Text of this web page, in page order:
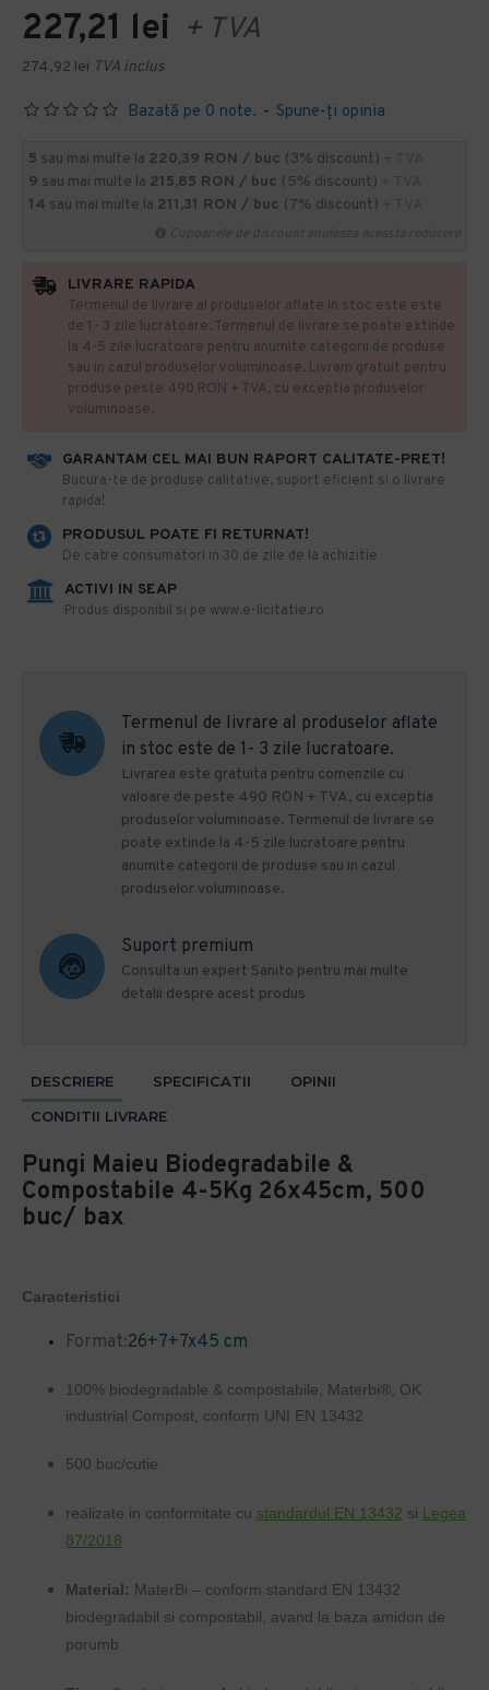
Bazată pe 0 note. - Spune-ţi opinia
227,21 lei + TVA
274,92 lei TVA inclus
5 sau mai multe la 220,39 RON / buc (3% discount)
9 sau mai multe la 215,85 RON / buc (5% discount)
14 sau mai multe la 211,31 RON / buc (7% discount)
GARANTAM CEL MAI BUN RAPORT CALITATE-PRET!
​Bucura-te de produse calitative, suport eficient si o livrare
rapida!
PRODUSUL POATE FI RETURNAT!
De catre consumatori in 30 de zile de la achizitie
ACTIVI IN SEAP
Produs disponibil si pe www.e-licitatie.ro
LIVRARE RAPIDA
Termenul de livrare al produselor aflate in stoc este este
de 1- 3 zile lucratoare. Termenul de livrare se poate extinde
la 4-5 zile lucratoare pentru anumite categorii de produse
sau in cazul produselor voluminoase. Livram gratuit pentru
produse peste 490 RON + TVA, cu exceptia produselor
voluminoase.
Termenul de livrare al produselor aflate
in stoc este de 1- 3 zile lucratoare.
Livrarea este gratuita pentru comenzile cu
valoare de peste 490 RON + TVA, cu exceptia
produselor voluminoase. Termenul de livrare se
poate extinde la 4-5 zile lucratoare pentru
anumite categorii de produse sau in cazul
produselor voluminoase.
Suport premium
Consulta un expert Sanito pentru mai multe
detalii despre acest produs
DESCRIERE SPECIFICATII
OPINII
CONDITII LIVRARE
Pungi Maieu Biodegradabile &
Compostabile 4-5Kg 26x45cm, 500
buc/ bax
Caracteristici
Format:26+7+7x45 cm
100% biodegradable & compostabile, Materbi®, OK
industrial Compost, conform UNI EN 13432
500 buc/cutie
realizate in conformitate cu standardul EN 13432 si Legea
87/2018
Material: MaterBi – conform standard EN 13432
biodegradabil si compostabil, avand la baza amidon de
porumb